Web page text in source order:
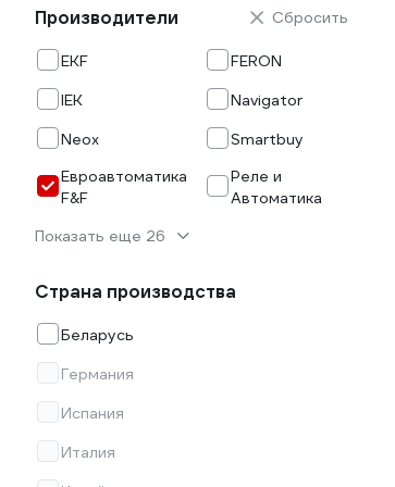
Производители
EKF
FERON
IEK
Navigator
Neox
Smartbuy
Евроавтоматика
F&F
Реле и
Автоматика
Показать еще 26
Сбросить
Страна производства
Беларусь
Германия
Испания
Италия